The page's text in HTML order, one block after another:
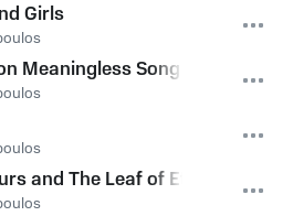
Girls
Meaningless Song Texts
and The Leaf of Eternal Love